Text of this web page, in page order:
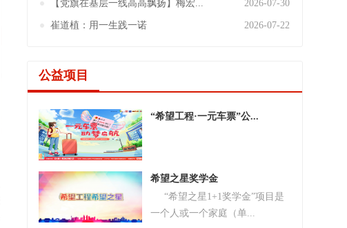
2026-07-30
【党旗在基层一线高高飘扬】梅宏...
2026-07-22
崔道植：用一生践一诺
公益项目
“希望工程·一元车票”公...
希望之星奖学金
“希望之星1+1奖学金”项目是
一个人或一个家庭（单...